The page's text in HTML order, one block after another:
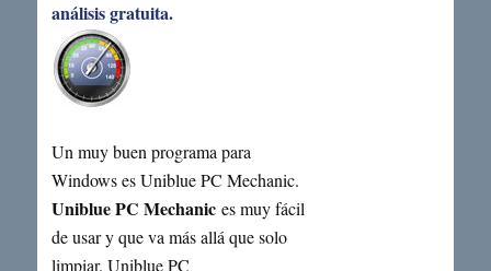
análisis gratuita.
Un muy buen programa para
Windows es Uniblue PC Mechanic.
Uniblue PC Mechanices muy fácil
de usar y que va más allá que solo
limpiar. Uniblue PC